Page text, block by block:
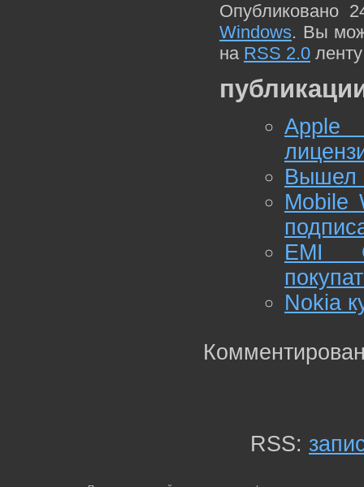
Опубликовано
Windows. Вы
на RSS 2.0
Apple
Вышел
Mobile
EMI
Nokia
RSS: